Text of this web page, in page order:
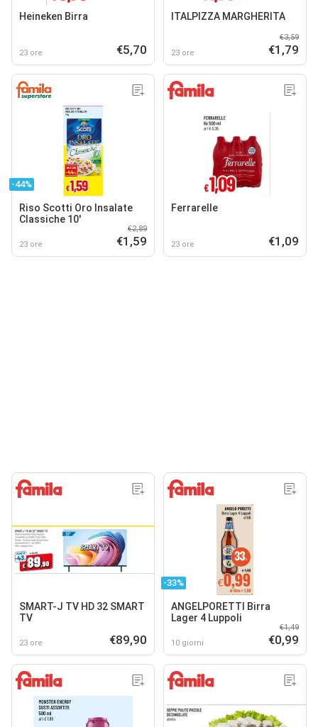
Heineken Birra
23 ore €5,70
ITALPIZZA MARGHERITA
23 ore
€3,59
€1,79
-44%
Riso Scotti Oro Insalate
Classiche 10'
23 ore
€2,89
€1,59
Ferrarelle
23 ore €1,09
SMART-J TV HD 32 SMART
TV
23 ore €89,90
-33%
ANGELPORETTI Birra
Lager 4 Luppoli
10 giorni
€1,49
€0,99